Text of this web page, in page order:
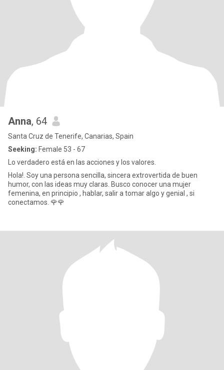
Anna, 64
Santa Cruz de Tenerife, Canarias, Spain
Seeking: Female 53 - 67
Lo verdadero está en las acciones y los valores.
Hola!. Soy una persona sencilla, sincera extrovertida de buen
humor, con las ideas muy claras. Busco conocer una mujer
femenina, en principio , hablar, salir a tomar algo y genial , si
conectamos. 🌹🌹